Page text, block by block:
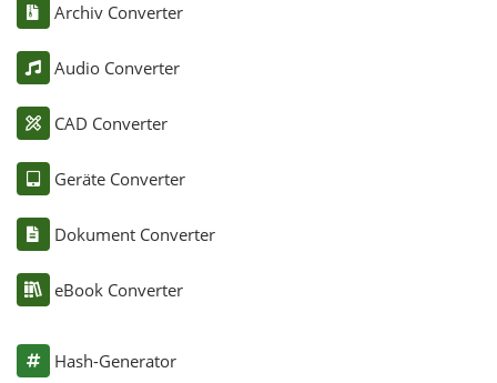
Archiv Converter
Audio Converter
CAD Converter
Geräte Converter
Dokument Converter
eBook Converter
Hash-Generator